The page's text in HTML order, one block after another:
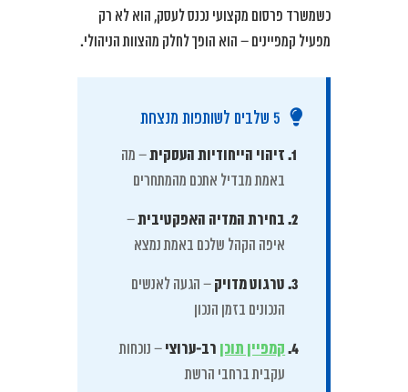
כשמשרד פרסום מקצועי נכנס לעסק, הוא לא רק
מפעיל קמפיינים – הוא הופך לחלק מהצוות הניהולי.
5 שלבים לשותפות מנצחת
זיהוי הייחודיות העסקית– מה
באמת מבדיל אתכם מהמתחרים
בחירת המדיה האפקטיבית–
איפה הקהל שלכם באמת נמצא
טרגוט מדויק – הגעה לאנשים
הנכונים בזמן הנכון
קמפיין תוכן רב-ערוצי – נוכחות
עקבית ברחבי הרשת